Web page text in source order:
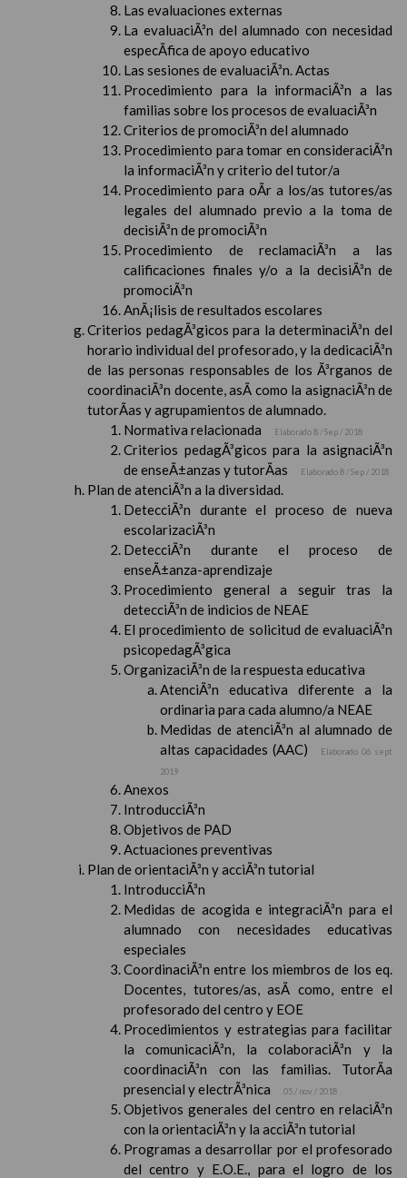
Las evaluaciones externas
La evaluaciÃ³n del alumnado con necesidad
especÃ­fica de apoyo educativo
Las sesiones de evaluaciÃ³n. Actas
Procedimiento para la informaciÃ³n a las
familias sobre los procesos de evaluaciÃ³n
Criterios de promociÃ³n del alumnado
Procedimiento para tomar en consideraciÃ³n
la informaciÃ³n y criterio del tutor/a
Procedimiento para oÃ­r a los/as tutores/as
legales del alumnado previo a la toma de
decisiÃ³n de promociÃ³n
Procedimiento de reclamaciÃ³n a las
calificaciones finales y/o a la decisiÃ³n de
promociÃ³n
AnÃ¡lisis de resultados escolares
Criterios pedagÃ³gicos para la determinaciÃ³n del
horario individual del profesorado, y la dedicaciÃ³n
de las personas responsables de los Ã³rganos de
coordinaciÃ³n docente, asÃ­ como la asignaciÃ³n de
tutorÃ­as y agrupamientos de alumnado.
Normativa relacionada
Elaborado 8 / Sep / 2018
Criterios pedagÃ³gicos para la asignaciÃ³n
de enseÃ±anzas y tutorÃ­as
Elaborado 8 / Sep / 2018
Plan de atenciÃ³n a la diversidad.
DetecciÃ³n durante el proceso de nueva
escolarizaciÃ³n
DetecciÃ³n durante el proceso de
enseÃ±anza-aprendizaje
Procedimiento general a seguir tras la
detecciÃ³n de indicios de NEAE
El procedimiento de solicitud de evaluaciÃ³n
psicopedagÃ³gica
OrganizaciÃ³n de la respuesta educativa
AtenciÃ³n educativa diferente a la
ordinaria para cada alumno/a NEAE
Medidas de atenciÃ³n al alumnado de
altas capacidades (AAC)
Elaborado 06 sept
2019
Anexos
IntroducciÃ³n
Objetivos de PAD
Actuaciones preventivas
Plan de orientaciÃ³n y acciÃ³n tutorial
IntroducciÃ³n
Medidas de acogida e integraciÃ³n para el
alumnado con necesidades educativas
especiales
CoordinaciÃ³n entre los miembros de los eq.
Docentes, tutores/as, asÃ­ como, entre el
profesorado del centro y EOE
Procedimientos y estrategias para facilitar
la comunicaciÃ³n, la colaboraciÃ³n y la
coordinaciÃ³n con las familias. TutorÃ­a
presencial y electrÃ³nica
05 / nov / 2018
Objetivos generales del centro en relaciÃ³n
con la orientaciÃ³n y la acciÃ³n tutorial
Programas a desarrollar por el profesorado
del centro y E.O.E., para el logro de los